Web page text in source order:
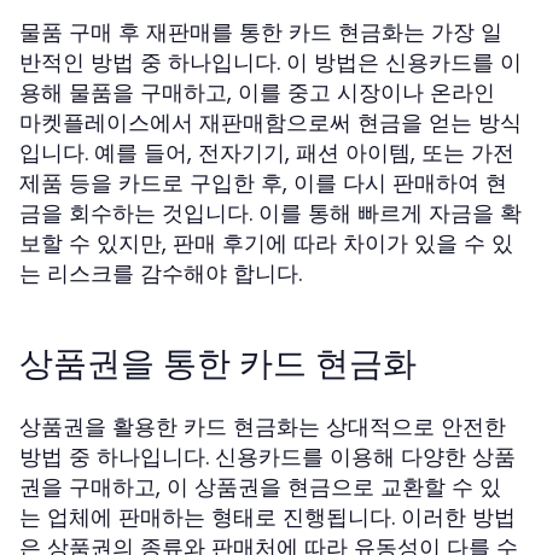
물품 구매 후 재판매를 통한 카드 현금화는 가장 일
반적인 방법 중 하나입니다. 이 방법은 신용카드를 이
용해 물품을 구매하고, 이를 중고 시장이나 온라인
마켓플레이스에서 재판매함으로써 현금을 얻는 방식
입니다. 예를 들어, 전자기기, 패션 아이템, 또는 가전
제품 등을 카드로 구입한 후, 이를 다시 판매하여 현
금을 회수하는 것입니다. 이를 통해 빠르게 자금을 확
보할 수 있지만, 판매 후기에 따라 차이가 있을 수 있
는 리스크를 감수해야 합니다.
상품권을 통한 카드 현금화
상품권을 활용한 카드 현금화는 상대적으로 안전한
방법 중 하나입니다. 신용카드를 이용해 다양한 상품
권을 구매하고, 이 상품권을 현금으로 교환할 수 있
는 업체에 판매하는 형태로 진행됩니다. 이러한 방법
은 상품권의 종류와 판매처에 따라 유동성이 다를 수